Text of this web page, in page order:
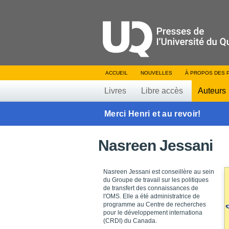
ACCUEIL NOUVELLES À PROPOS DES
Livres Libre accès Auteurs
Merci Henri et au revoir!
Nasreen Jessani
Nasreen Jessani est conseillère au sein
du Groupe de travail sur les politiques
de transfert des connaissances de
l'OMS. Elle a été administratrice de
programme au Centre de recherches
pour le développement internationa
(CRDI) du Canada.